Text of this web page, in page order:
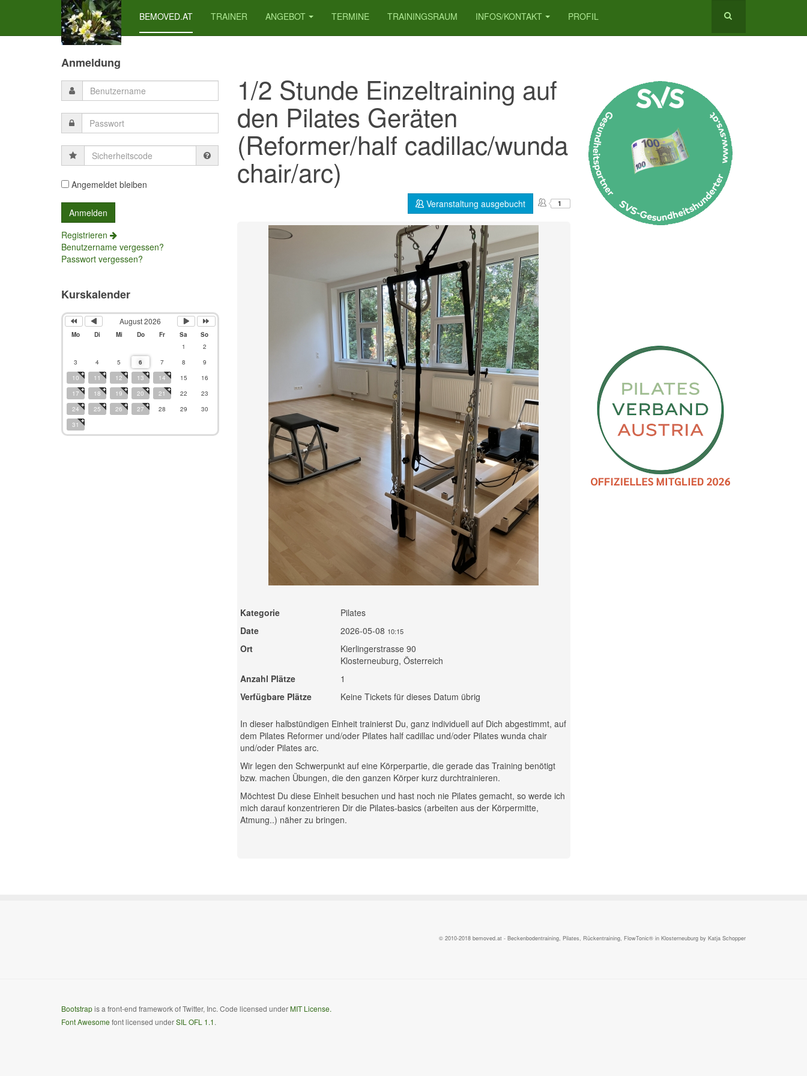
BEMOVED.AT TRAINER ANGEBOT TERMINE TRAININGSRAUM INFOS/KONTAKT PROFIL
1/2 Stunde Einzeltraining auf
den Pilates Geräten
(Reformer/half cadillac/wunda
chair/arc)
Veranstaltung ausgebucht 1
Kategorie
Pilates
Date
2026-05-08 10:15
Ort
Kierlingerstrasse 90
Klosterneuburg, Österreich
Anzahl Plätze
1
Verfügbare Plätze
Keine Tickets für dieses Datum übrig
In dieser halbstündigen Einheit trainierst Du, ganz individuell auf Dich abgestimmt, auf
dem Pilates Reformer und/oder Pilates half cadillac und/oder Pilates wunda chair
und/oder Pilates arc.
Wir legen den Schwerpunkt auf eine Körperpartie, die gerade das Training benötigt
bzw. machen Übungen, die den ganzen Körper kurz durchtrainieren.
Möchtest Du diese Einheit besuchen und hast noch nie Pilates gemacht, so werde ich
mich darauf konzentrieren Dir die Pilates-basics (arbeiten aus der Körpermitte,
Atmung..) näher zu bringen.
Anmeldung
Sicherheitscode
Angemeldet bleiben
Registrieren
Benutzername vergessen?
Passwort vergessen?
Kurskalender
PreviousPrevious
August 2026
Mo Di Mi Do Fr Sa
So
1
2
3
4 5 6 7 8
9
10
11 12 13 14 15
16
17
18 19 20 21 22
23
24
25 26 27 28 29
30
31
© 2010-2018 bemoved.at - Beckenbodentraining, Pilates, Rückentraining, FlowTonic® in Klosterneuburg by Katja Schopper
Bootstrapis a front-end framework of Twitter, Inc. Code licensed underMIT License.
Font Awesome font licensed underSIL OFL 1.1.